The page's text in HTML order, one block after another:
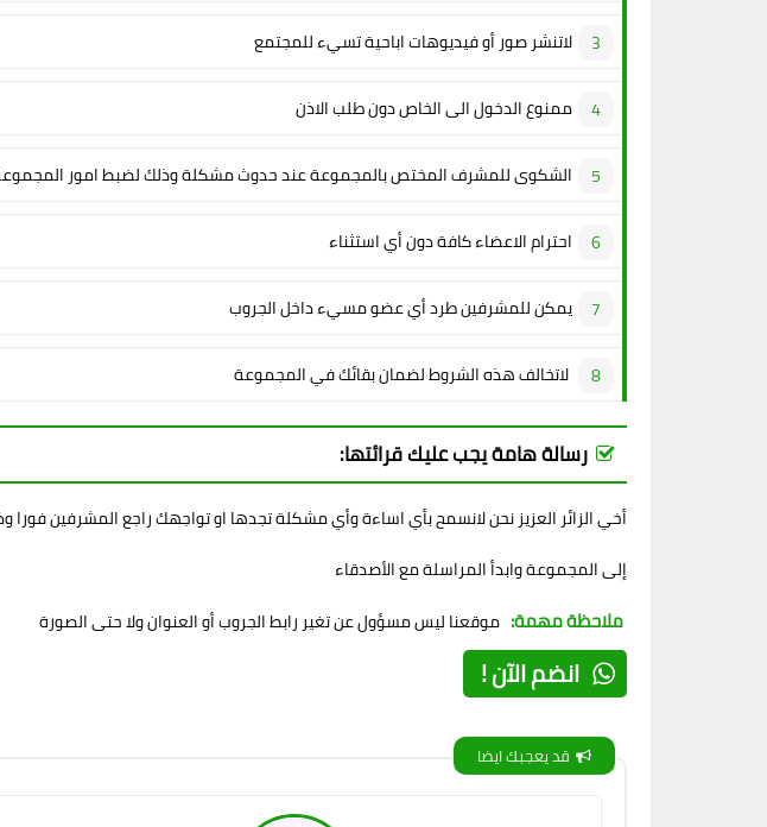
لاتنشر صور أو فيديوهات اباحية تسيء للمجتمع
ممنوع الدخول الى الخاص دون طلب الاذن
الشكوى للمشرف المختص بالمجموعة عند حدوث مشكلة وذلك لضبط امور
احترام الاعضاء كافة دون أي استثناء
يمكن للمشرفين طرد أي عضو مسيء داخل الجروب
لاتخالف هذه الشروط لضمان بقائك في المجموعة
رسالة هامة يجب عليك قرائتها:
أخي الزائر العزيز نحن لانسمح بأي اساءة وأي مشكلة تجدها او تواجهك راجع المشرفين
إلى المجموعة وابدأ المراسلة مع الأصدقاء
ملاحظة مهمة: موقعنا ليس مسؤول عن تغير رابط الجروب أو العنوان ولا حتى الصورة
انضم الآن !
قد يعجبك ايضا